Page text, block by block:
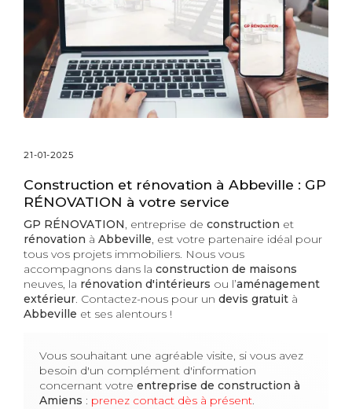
21-01-2025
Construction et rénovation à Abbeville : GP
RÉNOVATION à votre service
GP RÉNOVATION, entreprise de construction et
rénovation à Abbeville, est votre partenaire idéal pour
tous vos projets immobiliers. Nous vous
accompagnons dans la construction de maisons
neuves, la rénovation d'intérieurs ou l’aménagement
extérieur. Contactez-nous pour un devis gratuit à
Abbeville et ses alentours !
Vous souhaitant une agréable visite, si vous avez
besoin d'un complément d'information
concernant votre entreprise de construction à
Amiens : prenez contact dès à présent.